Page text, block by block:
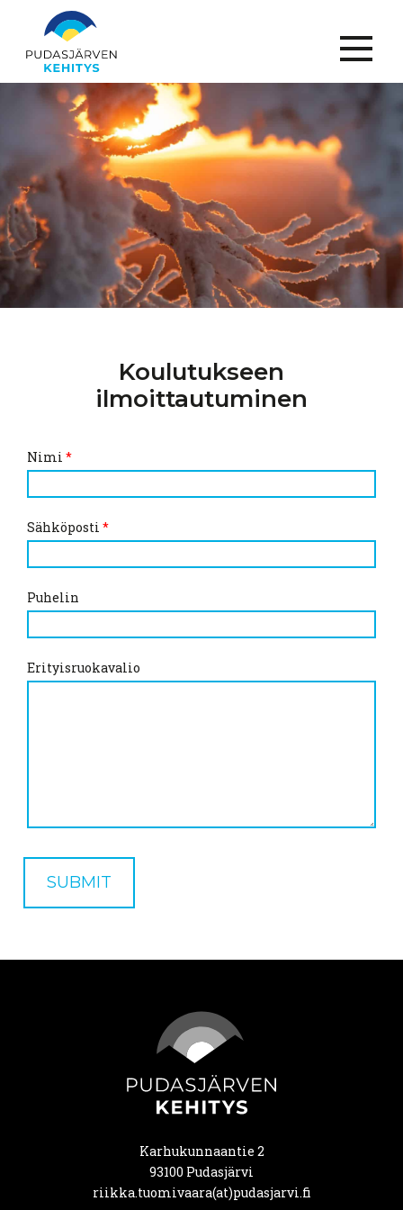
Menu
Koulutukseen
ilmoittautuminen
Nimi *
Sähköposti *
Puhelin
Erityisruokavalio
SUBMIT
Karhukunnaantie 2
93100 Pudasjärvi
riikka.tuomivaara(at)pudasjarvi.fi